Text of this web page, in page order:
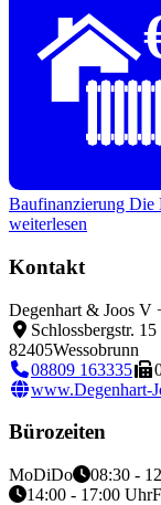
Baufinanzierung Die
weiterlesen
Kontakt
Degenhart & Joos V
Schlossbergstr. 15
82405Wessobrunn
08809 163335
www.Degenhart-
Bürozeiten
MoDiDo
08:30 -
14:00 - 17:00 Uhr